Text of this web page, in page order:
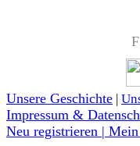
Unsere Geschichte
Impressum &
Neu registrieren |